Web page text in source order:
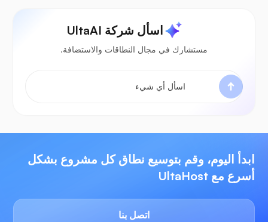
اسأل شركة UltaAI
مستشارك في مجال النطاقات والاستضافة.
ابدأ اليوم، وقم بتوسيع نطاق كل مشروع بشكل
أسرع مع UltaHost
اتصل بنا